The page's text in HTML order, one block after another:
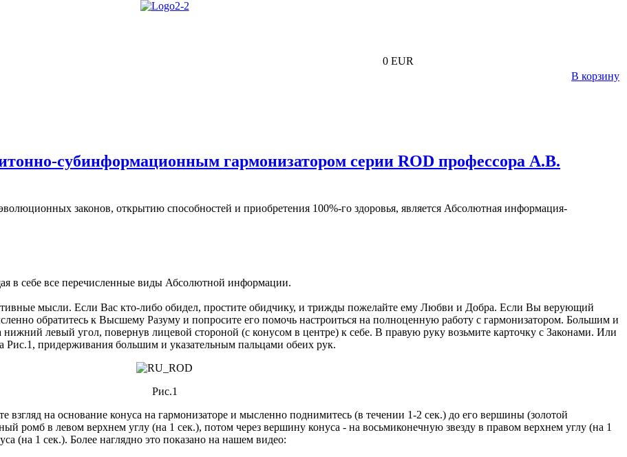
0 EUR
В корзину
субинформационным гармонизатором серии ROD профессора А.В.
законов, открытию способностей и приобретения 100%-го здоровья, является Абсолютная информация-
в себе все перечисленные виды Абсолютной информации.
мысли. Если Вас кто-либо обидел, простите обидчику, и трижды пожелайте ему Любви и Добра. Если Вы верующий
обратитесь к Высшему Разуму и попросите его помочь настроиться на полноценную работу с гармонизатором. Большим и
нижний левый угол, повернув лицевой стороной (с конусом в центре) к себе. В правую руку возьмите карточку с Законами. Или
Рис.1, придерживания большим и указательным пальцами обеих рук.
Рис.1
на основание конуса на гармонизаторе и мысленно поднимитесь (в течении 1-2 сек.) до его вершины (золотой
ромб в левом верхнем углу (на 1 сек.), потом через вершину конуса - на восьмиконечную звезду в правом верхнем углу (на 1
(на 1 сек.). Более наглядно это показано на нашем видео: